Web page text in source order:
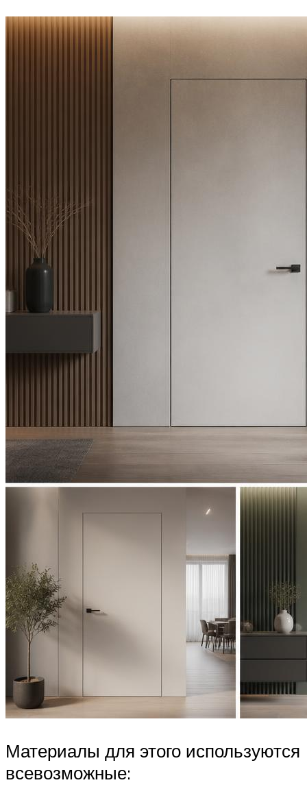
Материалы для этого используются
всевозможные: